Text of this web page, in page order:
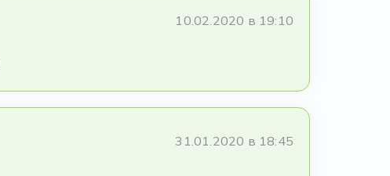
10.02.2020 в 19:10
31.01.2020 в 18:45